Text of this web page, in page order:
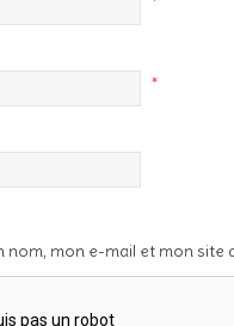
*
nom, mon e-mail et mon